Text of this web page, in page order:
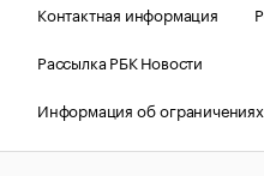
Контактная информация
Рассылка РБК Новости
Информация об ограничениях
Правовая информация
О